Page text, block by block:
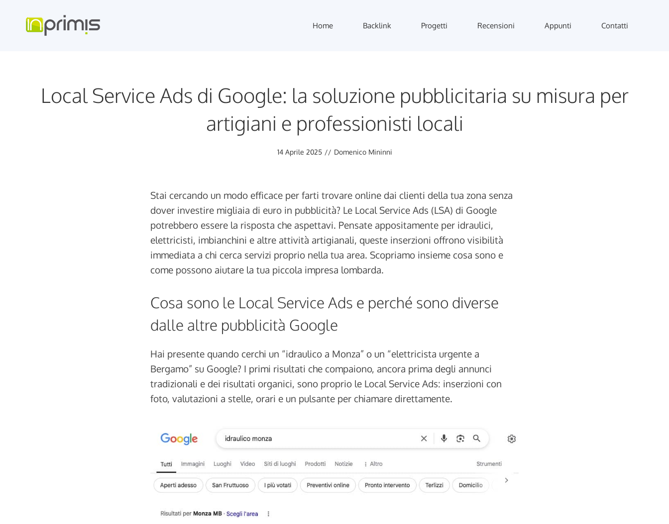
Home Backlink Progetti Recensioni Appunti Contatti
Local Service Ads di Google: la soluzione pubblicitaria su misura per
artigiani e professionisti locali
14 Aprile 2025 // Domenico Mininni
Stai cercando un modo efficace per farti trovare online dai clienti della tua zona senza
dover investire migliaia di euro in pubblicità? Le Local Service Ads (LSA) di Google
potrebbero essere la risposta che aspettavi. Pensate appositamente per idraulici,
elettricisti, imbianchini e altre attività artigianali, queste inserzioni offrono visibilità
immediata a chi cerca servizi proprio nella tua area. Scopriamo insieme cosa sono e
come possono aiutare la tua piccola impresa lombarda.
Cosa sono le Local Service Ads e perché sono diverse
dalle altre pubblicità Google
Hai presente quando cerchi un “idraulico a Monza” o un “elettricista urgente a
Bergamo” su Google? I primi risultati che compaiono, ancora prima degli annunci
tradizionali e dei risultati organici, sono proprio le Local Service Ads: inserzioni con
foto, valutazioni a stelle, orari e un pulsante per chiamare direttamente.